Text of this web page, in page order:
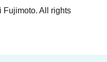
Fujimoto. All rights